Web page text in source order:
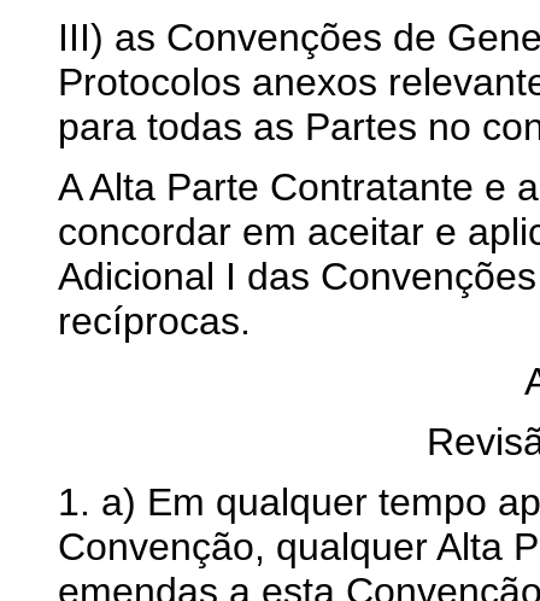
III) as Convenções de
Protocolos anexos
para todas as Partes no
A Alta Parte Contratante e
concordar em aceitar e
Adicional I das
recíprocas.
1. a) Em qualquer tempo
Convenção, qualquer Alta
emendas a esta